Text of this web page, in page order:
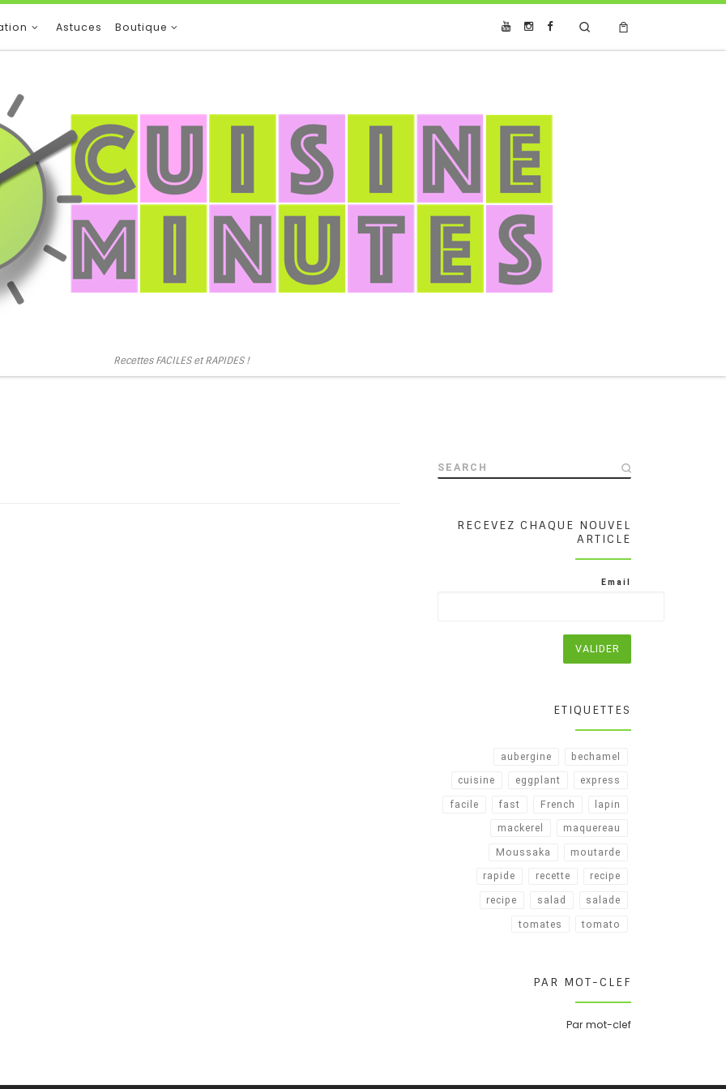
Astuces Boutique Search
Recettes FACILES et RAPIDES !
SEARCH
RECEVEZ CHAQUE NOUVEL
ARTICLE
Email
ETIQUETTES
aubergine
bechamel
cuisine
eggplant
express
facile
fast French
lapin
mackerel
maquereau
Moussaka
moutarde
rapide
recette
recipe
recipe​
salad
salade
tomates
tomato
PAR MOT-CLEF
Par mot-clef